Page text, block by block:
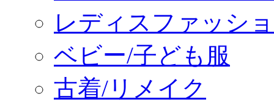
レディスファッシ
ベビー/子ども服
古着/リメイク